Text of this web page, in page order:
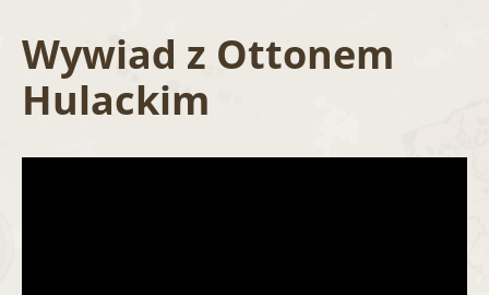
Wywiad z Ottonem
Hulackim